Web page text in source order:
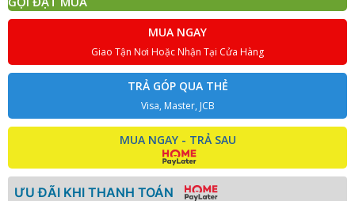
MUA NGAY
Giao Tận Nơi Hoặc Nhận Tại Cửa Hàng
TRẢ GÓP QUA THẺ
Visa, Master, JCB
MUA NGAY - TRẢ SAU
ƯU ĐÃI KHI THANH TOÁN